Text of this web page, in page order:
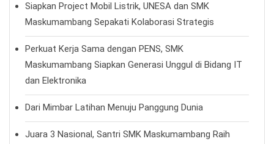
Siapkan Project Mobil Listrik, UNESA dan SMK
Maskumambang Sepakati Kolaborasi Strategis
Perkuat Kerja Sama dengan PENS, SMK
Maskumambang Siapkan Generasi Unggul di Bidang IT
dan Elektronika
Dari Mimbar Latihan Menuju Panggung Dunia
Juara 3 Nasional, Santri SMK Maskumambang Raih